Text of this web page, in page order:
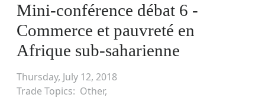
Mini-conférence débat 6 -
Commerce et pauvreté en
Afrique sub-saharienne
Thursday, July 12, 2018
Trade Topics
Other